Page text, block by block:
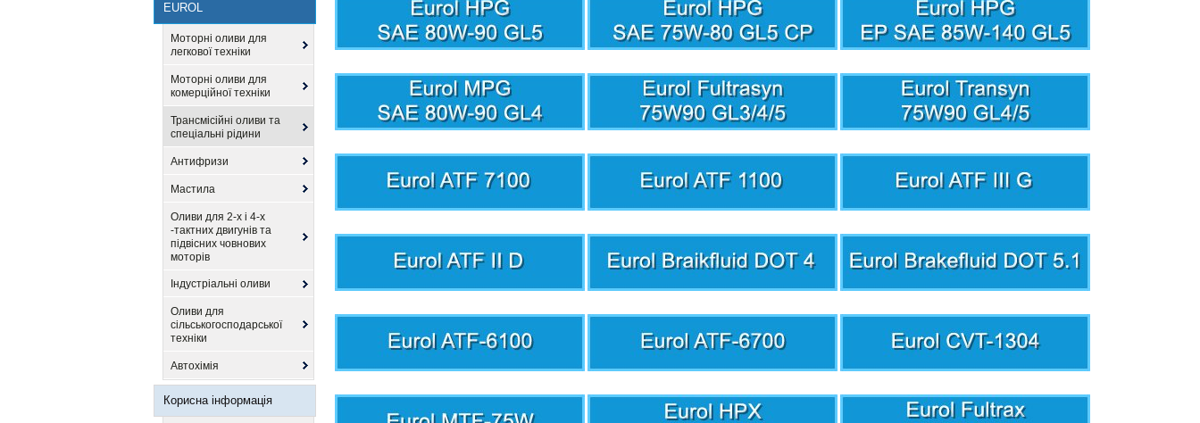
EUROL
Моторні оливи для
легкової техніки
Моторні оливи для
комерційної техніки
Трансмісійні оливи та
спеціальні рідини
Антифризи
Мастила
Оливи для 2-х і 4-х
-тактних двигунів та
підвісних човнових
моторів
Індустріальні оливи
Оливи для
сільськогосподарської
техніки
Автохімія
Корисна інформація